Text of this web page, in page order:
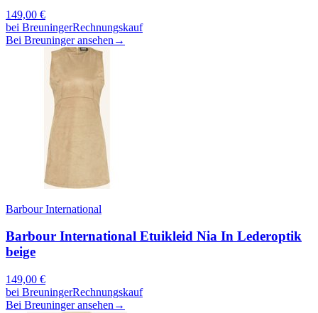
149,00 €
bei BreuningerRechnungskauf
Bei Breuninger ansehen →
Barbour International
Barbour International Etuikleid Nia In Lederoptik
beige
149,00 €
bei BreuningerRechnungskauf
Bei Breuninger ansehen →